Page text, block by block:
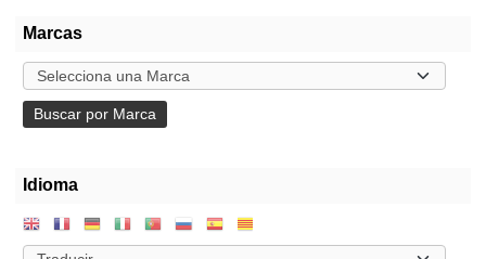
Marcas
Idioma